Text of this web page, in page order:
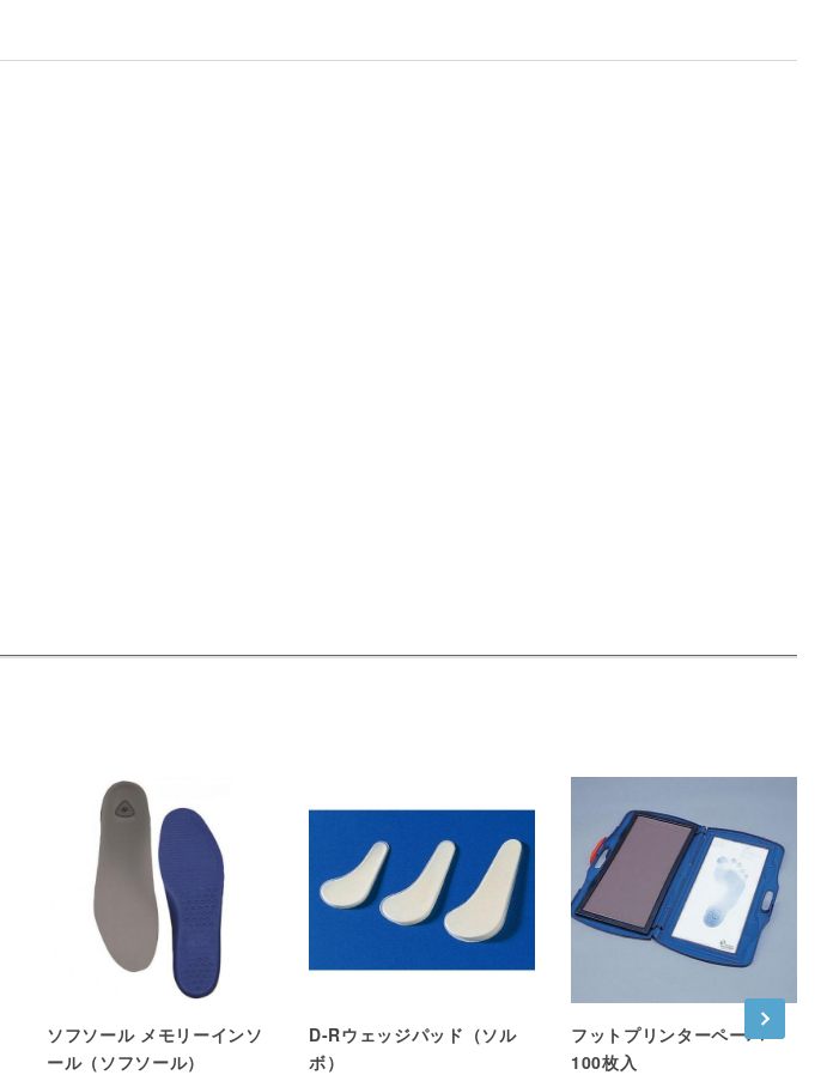
ソフソール メモリーインソ
ール（ソフソール）
D-Rウェッジパッド（ソル
ボ）
フットプリンターペーパー
100枚入